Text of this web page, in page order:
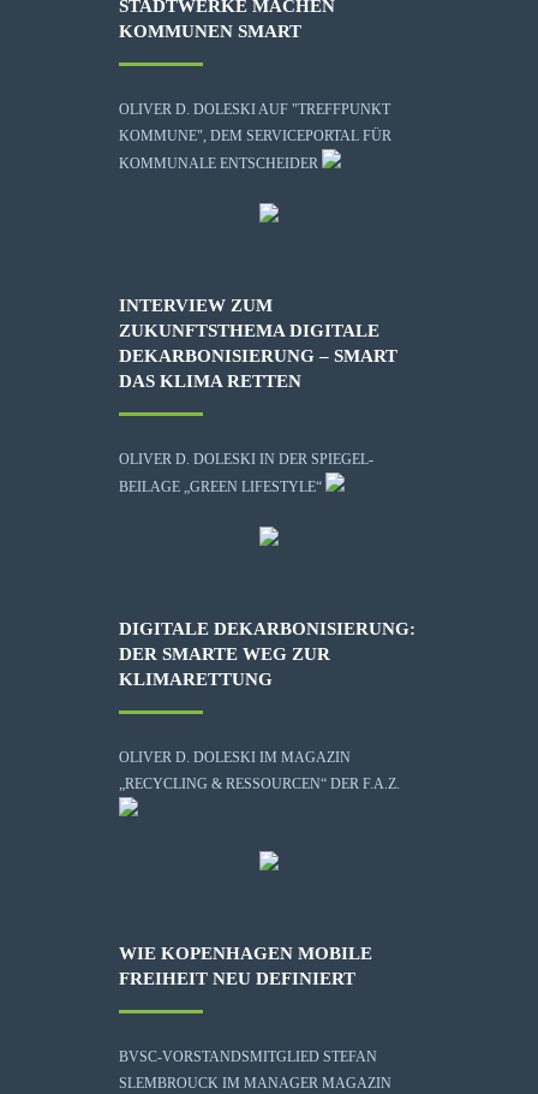
STADTWERKE MACHEN
KOMMUNEN SMART
OLIVER D. DOLESKI AUF "TREFFPUNKT
KOMMUNE", DEM SERVICEPORTAL FÜR
KOMMUNALE ENTSCHEIDER
INTERVIEW ZUM
ZUKUNFTSTHEMA DIGITALE
DEKARBONISIERUNG – SMART
DAS KLIMA RETTEN
OLIVER D. DOLESKI IN DER SPIEGEL-
BEILAGE „GREEN LIFESTYLE“
DIGITALE DEKARBONISIERUNG:
DER SMARTE WEG ZUR
KLIMARETTUNG
OLIVER D. DOLESKI IM MAGAZIN
„RECYCLING & RESSOURCEN“ DER F.A.Z.
WIE KOPENHAGEN MOBILE
FREIHEIT NEU DEFINIERT
BVSC-VORSTANDSMITGLIED STEFAN
SLEMBROUCK IM MANAGER MAGAZIN